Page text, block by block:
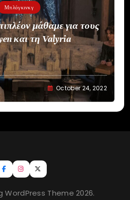
Μπλόγκινκγ
μάθαμε για τους
και τη Valyria
October 24, 2022
WordPress Theme 2026.